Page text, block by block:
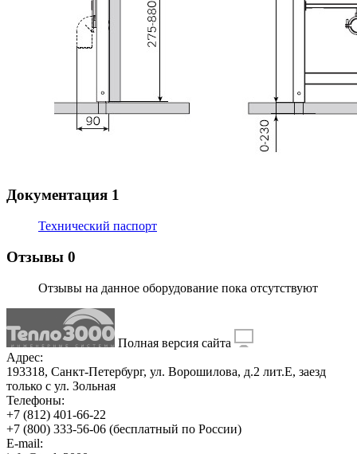
Документация 1
Технический паспорт
Отзывы 0
Отзывы на данное оборудование пока отсутствуют
Полная версия сайта
Адрес:
193318, Санкт-Петербург, ул. Ворошилова, д.2 лит.Е, заезд
только с ул. Зольная
Телефоны:
+7 (812) 401-66-22
+7 (800) 333-56-06 (бесплатный по России)
E-mail: